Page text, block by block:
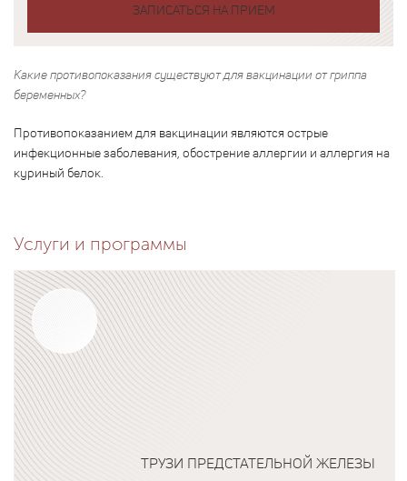
ЗАПИСАТЬСЯ НА ПРИЕМ
Какие противопоказания существуют для вакцинации от гриппа
беременных?
Противопоказанием для вакцинации являются острые
инфекционные заболевания, обострение аллергии и аллергия на
куриный белок.
Услуги и программы
ТРУЗИ ПРЕДСТАТЕЛЬНОЙ ЖЕЛЕЗЫ